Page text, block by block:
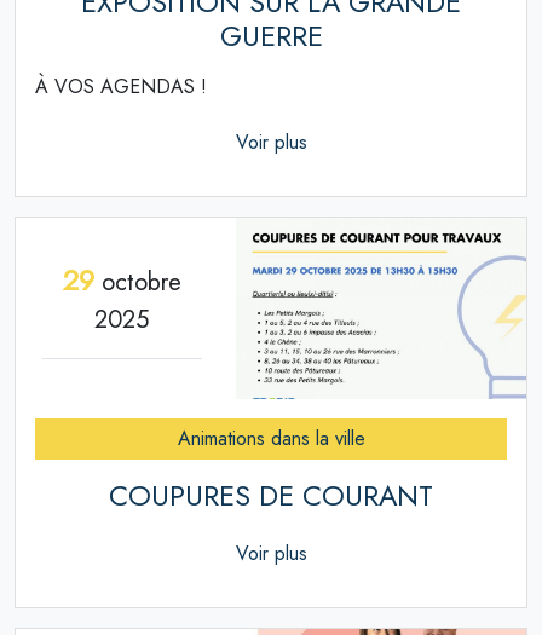
GUERRE
À VOS AGENDAS !
Voir plus
29octobre
2025
Animations dans la ville
COUPURES DE COURANT
Voir plus